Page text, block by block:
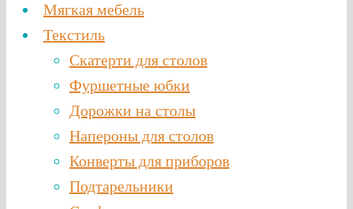
Мягкая мебель
Текстиль
Скатерти для столов
Фуршетные юбки
Дорожки на столы
Напероны для столов
Конверты для приборов
Подтарельники